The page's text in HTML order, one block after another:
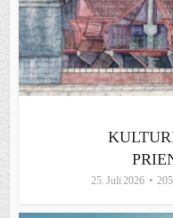
25. Juli 2026